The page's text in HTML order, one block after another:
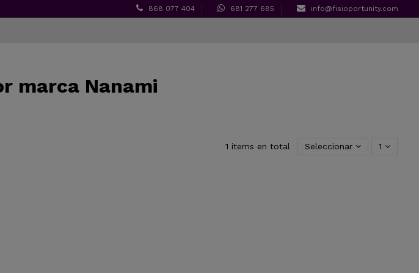
868 077 404 681 277 685 info@fisioportunity.com
marca Nanami
1 items en total Seleccionar 1